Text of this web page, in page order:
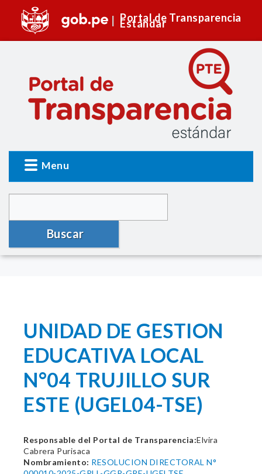
Portal de Transparencia
Estándar
Menu
Buscar
UNIDAD DE GESTION
EDUCATIVA LOCAL
N°04 TRUJILLO SUR
ESTE (UGEL04-TSE)
Responsable del Portal de Transparencia:Elvira
Cabrera Purisaca
Nombramiento: RESOLUCION DIRECTORAL N°